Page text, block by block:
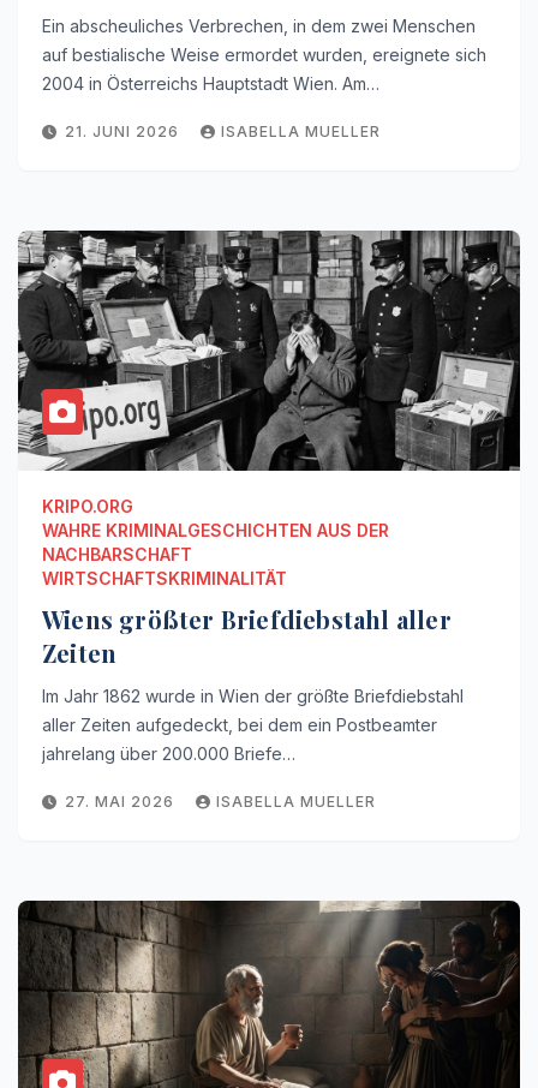
Ein abscheuliches Verbrechen, in dem zwei Menschen
auf bestialische Weise ermordet wurden, ereignete sich
2004 in Österreichs Hauptstadt Wien. Am…
21. JUNI 2026 ISABELLA MUELLER
KRIPO.ORG
WAHRE KRIMINALGESCHICHTEN AUS DER
NACHBARSCHAFT
WIRTSCHAFTSKRIMINALITÄT
Wiens größter Briefdiebstahl aller
Zeiten
Im Jahr 1862 wurde in Wien der größte Briefdiebstahl
aller Zeiten aufgedeckt, bei dem ein Postbeamter
jahrelang über 200.000 Briefe…
27. MAI 2026 ISABELLA MUELLER